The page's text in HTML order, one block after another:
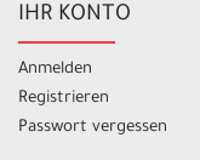
IHR KONTO
Anmelden
Registrieren
Passwort vergessen